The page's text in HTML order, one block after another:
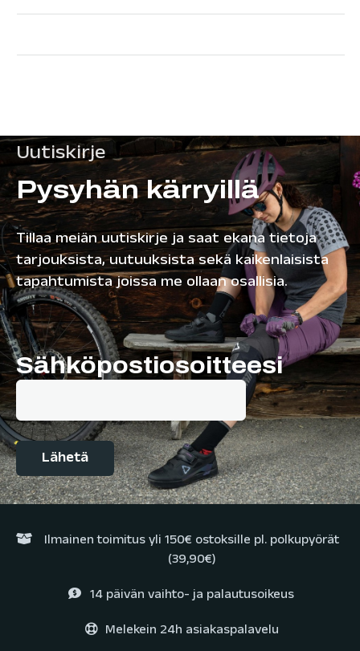
Uutiskirje
Pysyhän kärryillä
Tillaa meiän uutiskirje ja saat ekana tietoja
tarjouksista, uutuuksista sekä kaikenlaisista
tapahtumista joissa me ollaan osallisia.
Sähköpostiosoitteesi
Ilmainen toimitus yli 150€ ostoksille pl. polkupyörät
(39,90€)
14 päivän vaihto- ja palautusoikeus
Melekein 24h asiakaspalavelu